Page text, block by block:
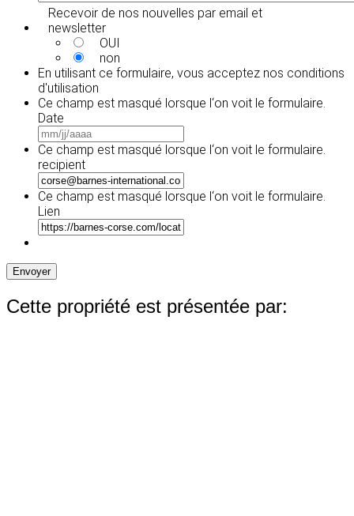
Recevoir de nos nouvelles par email et
newsletter
OUI
non
En utilisant ce formulaire, vous acceptez nos conditions
d'utilisation
Ce champ est masqué lorsque l‘on voit le formulaire.
Date
slash
slash
AAAA
Ce champ est masqué lorsque l‘on voit le formulaire.
recipient
Ce champ est masqué lorsque l‘on voit le formulaire.
Lien
Envoyer
Cette propriété est présentée par: